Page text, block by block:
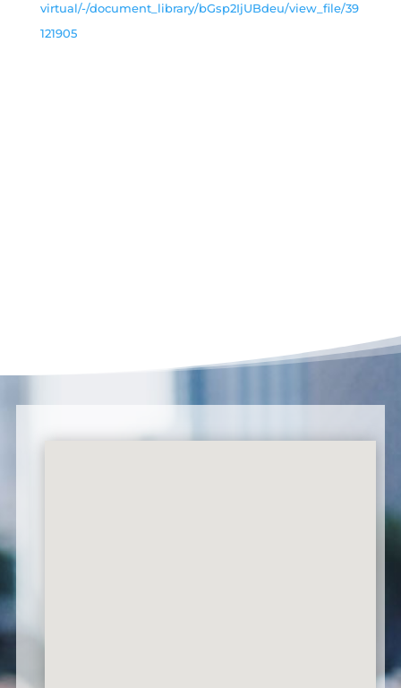
virtual/-/document_library/bGsp2IjUBdeu/view_file/39
121905